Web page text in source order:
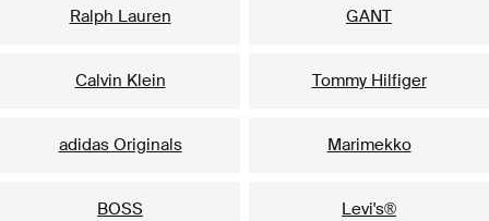
Ralph Lauren GANT
Calvin Klein Tommy Hilfiger
adidas Originals Marimekko
BOSS Levi's®